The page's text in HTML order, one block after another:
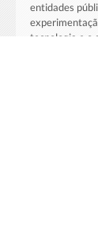
entidades
tecnologia e o